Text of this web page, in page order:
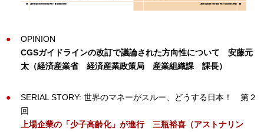
OPINION
CGSガイドラインの改訂で議論された方向性について 安藤元
太（経済産業省 経済産業政策局 産業組織課 課長）
SERIAL STORY: 世界のマネーがスルー、どうする日本！ 第２
回
上場企業の「少子高齢化」が進行三瓶裕喜（アストナリン